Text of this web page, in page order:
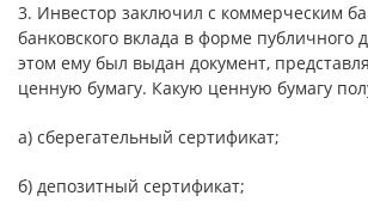
3. Инвестор заключил с коммерческим
банковского вклада в форме публичного
этом ему был выдан документ,
ценную бумагу. Какую ценную бумагу
а) сберегательный сертификат;
б) депозитный сертификат;